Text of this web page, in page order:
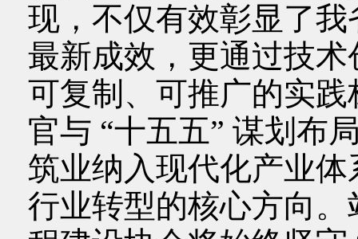
现，不仅有效彰显了
最新成效，更通过技
可复制、可推广的实
官与 “十五五” 谋划布
筑业纳入现代化产业
行业转型的核心方向